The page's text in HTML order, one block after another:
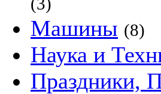
Машины (8)
Наука и
Праздники,